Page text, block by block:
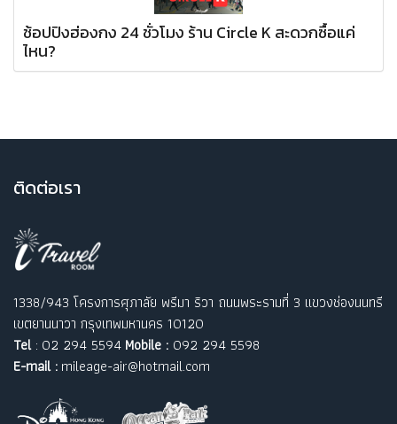
ช้อปปิงฮ่องกง 24 ชั่วโมง ร้าน Circle K สะดวกซื้อแค่
ไหน?
ติดต่อเรา
1338/943 โครงการศุภาลัย พรีมา ริวา ถนนพระรามที่ 3 แขวงช่องนนทรี
เขตยานนาวา กรุงเทพมหานคร 10120
Tel: 02 294 5594 Mobile : 092 294 5598
E-mail : mileage-air@hotmail.com